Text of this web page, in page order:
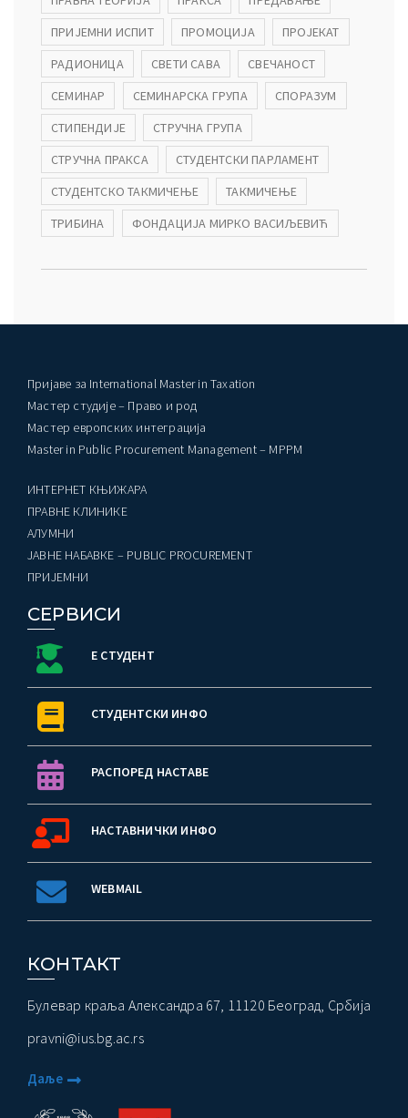
ПРИЈЕМНИ ИСПИТ
ПРОМОЦИЈА
ПРОЈЕКАТ
РАДИОНИЦА
СВЕТИ САВА
СВЕЧАНОСТ
СЕМИНАР
СЕМИНАРСКА ГРУПА
СПОРАЗУМ
СТИПЕНДИЈЕ
СТРУЧНА ГРУПА
СТРУЧНА ПРАКСА
СТУДЕНТСКИ ПАРЛАМЕНТ
СТУДЕНТСКО ТАКМИЧЕЊЕ
ТАКМИЧЕЊЕ
ТРИБИНА
ФОНДАЦИЈА МИРКО ВАСИЉЕВИЋ
Пријаве за International Master in Taxation
Мастер студије – Право и род
Мастер европских интеграција
Master in Public Procurement Management – MPPM
ИНТЕРНЕТ КЊИЖАРА
ПРАВНЕ КЛИНИКЕ
AЛУМНИ
ЈАВНЕ НАБАВКЕ – PUBLIC PROCUREMENT
ПРИЈЕМНИ
СЕРВИСИ
Е СТУДЕНТ
СТУДЕНТСКИ ИНФО
РАСПОРЕД НАСТАВЕ
НАСТАВНИЧКИ ИНФО
WEBMAIL
КОНТАКТ
Булевар краља Александра 67, 11120 Београд, Србија
pravni@ius.bg.ac.rs
Даље